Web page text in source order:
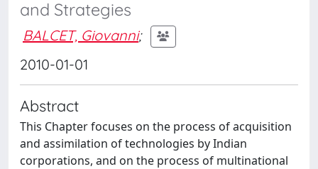
and Strategies
BALCET, Giovanni;
2010-01-01
Abstract
This Chapter focuses on the process of acquisition
and assimilation of technologies by Indian
corporations, and on the process of multinational